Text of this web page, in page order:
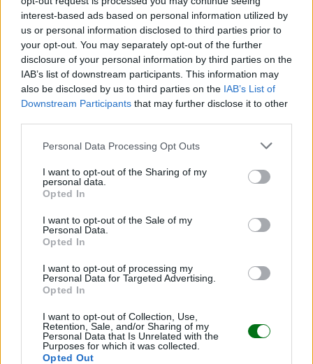
interest-based ads based on personal information utilized by
us or personal information disclosed to third parties prior to
your opt-out. You may separately opt-out of the further
disclosure of your personal information by third parties on the
IAB’s list of downstream participants. This information may
also be disclosed by us to third parties on the IAB’s List of
Downstream Participants that may further disclose it to other
Personal Data Processing Opt Outs
I want to opt-out of the Sharing of my
personal data.
Opted In
I want to opt-out of the Sale of my
Personal Data.
Opted In
I want to opt-out of processing my
Personal Data for Targeted Advertising.
Opted In
I want to opt-out of Collection, Use,
Retention, Sale, and/or Sharing of my
Personal Data that Is Unrelated with the
Purposes for which it was collected.
Opted Out
Nombres de niña cortos y dulces. ¡Los más
bonitos, con su significado!
Nombres de niña de clase alta: ¡qué curiosos!
LEER